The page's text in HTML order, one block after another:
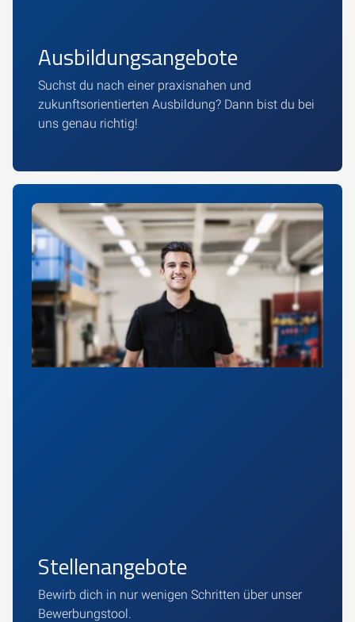
Ausbildungsangebote
Suchst du nach einer praxisnahen und
zukunftsorientierten Ausbildung? Dann bist du bei
uns genau richtig!
Stellenangebote
Bewirb dich in nur wenigen Schritten über unser
Bewerbungstool.